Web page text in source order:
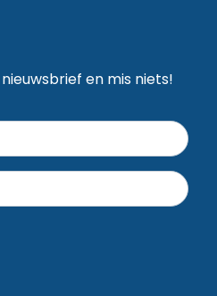
en mis niets!